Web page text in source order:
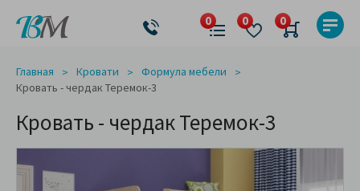
Главная Кровати
Формула мебели
Кровать - чердак Теремок-3
Кровать - чердак Теремок-3